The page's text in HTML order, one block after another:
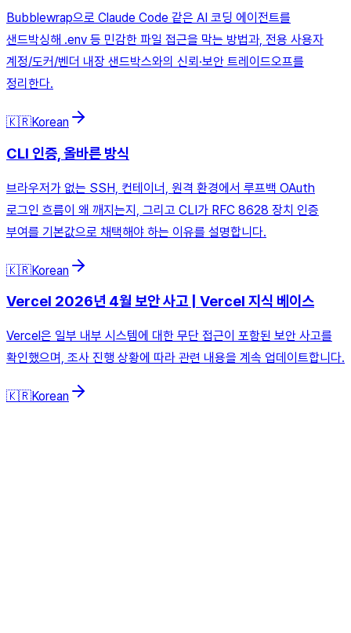
Bubblewrap으로 Claude Code 같은 AI 코딩 에이전트를
샌드박싱해 .env 등 민감한 파일 접근을 막는 방법과, 전용 사용자
계정/도커/벤더 내장 샌드박스와의 신뢰·보안 트레이드오프를
정리한다.
🇰🇷Korean
CLI 인증, 올바른 방식
브라우저가 없는 SSH, 컨테이너, 원격 환경에서 루프백 OAuth
로그인 흐름이 왜 깨지는지, 그리고 CLI가 RFC 8628 장치 인증
부여를 기본값으로 채택해야 하는 이유를 설명합니다.
🇰🇷Korean
Vercel 2026년 4월 보안 사고 | Vercel 지식 베이스
Vercel은 일부 내부 시스템에 대한 무단 접근이 포함된 보안 사고를
확인했으며, 조사 진행 상황에 따라 관련 내용을 계속 업데이트합니다.
🇰🇷Korean